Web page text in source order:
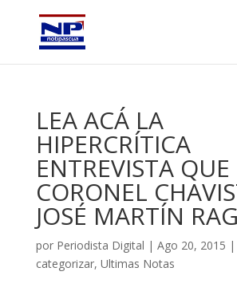
LEA ACÁ LA
HIPERCRÍTICA
ENTREVISTA
CORONEL
JOSÉ MARTÍN
por Periodista Digital | Ago 20, 2015 |
categorizar, Ultimas Notas